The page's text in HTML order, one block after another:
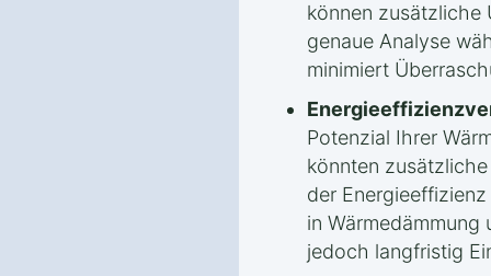
können zusätzliche
genaue Analyse
minimiert
Potenzial Ihrer
könnten
der
in Wärmedämmung
jedoch langfristig